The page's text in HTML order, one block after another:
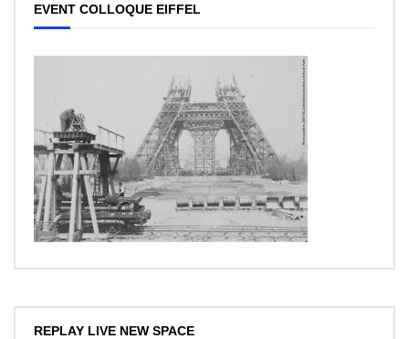
EVENT COLLOQUE EIFFEL
REPLAY LIVE NEW SPACE